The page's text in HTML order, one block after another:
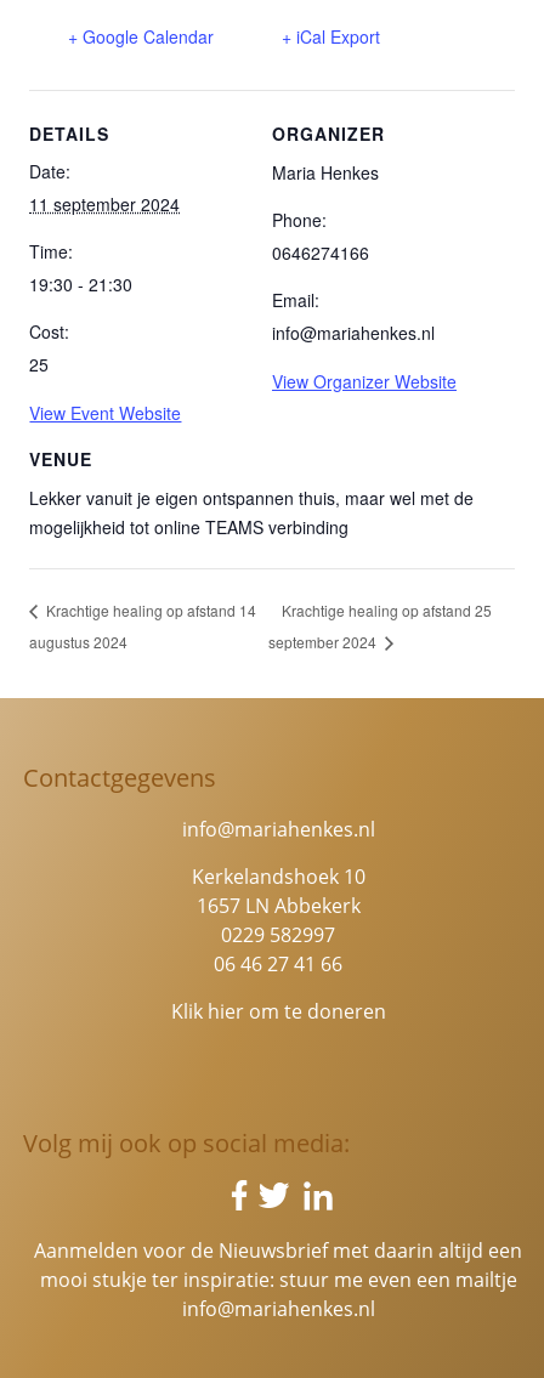
+ Google Calendar + iCal Export
DETAILS
Date:
11 september 2024
Time:
19:30 - 21:30
Cost:
25
View Event Website
VENUE
Lekker vanuit je eigen ontspannen thuis, maar wel met de
mogelijkheid tot online TEAMS verbinding
ORGANIZER
Maria Henkes
Phone:
0646274166
Email:
info@mariahenkes.nl
View Organizer Website
Krachtige healing op afstand 14
augustus 2024
Krachtige healing op afstand 25
september 2024
Contactgegevens
info@mariahenkes.nl
Kerkelandshoek 10
1657 LN Abbekerk
0229 582997
06 46 27 41 66
Klik hier om te doneren
Volg mij ook op social media:
Aanmelden voor de Nieuwsbrief met daarin altijd een
mooi stukje ter inspiratie: stuur me even een mailtje
info@mariahenkes.nl